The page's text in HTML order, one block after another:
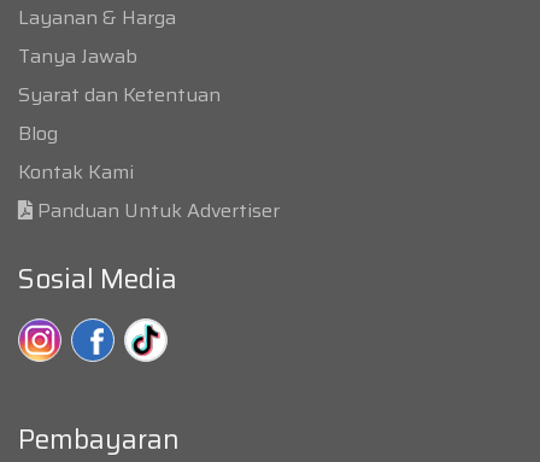
Layanan & Harga
Tanya Jawab
Syarat dan Ketentuan
Blog
Kontak Kami
Panduan Untuk Advertiser
Sosial Media
Pembayaran